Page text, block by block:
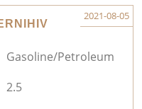
2021-08-05
Gasoline/Petroleum
2.5